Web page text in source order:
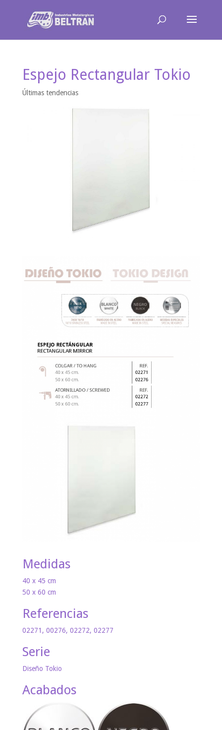
Espejo Rectangular Tokio
Últimas tendencias
Medidas
40 x 45 cm
50 x 60 cm
Referencias
02271, 00276, 02272, 02277
Serie
Diseño Tokio
Acabados